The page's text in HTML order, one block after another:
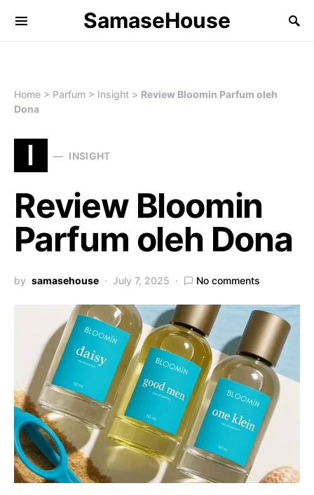
SamaseHouse
Search for:
Home > Parfum > Insight > Review Bloomin Parfum oleh
Dona
I INSIGHT
Review Bloomin
Parfum oleh Dona
by samasehouse July 7, 2025 No comments